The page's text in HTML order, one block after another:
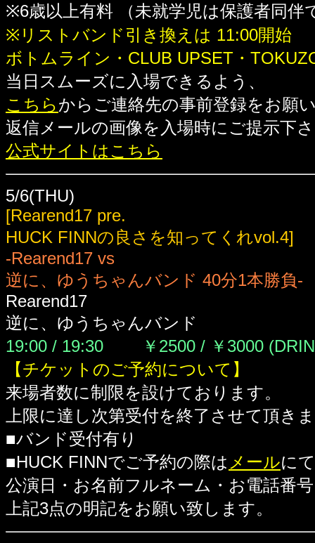
※6歳以上有料 （未就学児は保護者同伴
※リストバンド引き換えは 11:00開始
ボトムライン・CLUB UPSET・
当日スムーズに入場できるよう、
こちらからご連絡先の事前登録をお願
返信メールの画像を入場時にご提示下
公式サイトはこちら
5/6(THU)
[Rearend17 pre.
HUCK FINNの良さを知ってくれvol.4]
-Rearend17 vs
逆に、ゆうちゃんバンド 40分1本勝負-
Rearend17
逆に、ゆうちゃんバンド
19:00 / 19:30 ￥2500 / ￥3000
【チケットのご予約について】
来場者数に制限を設けております。
上限に達し次第受付を終了させて頂き
■バンド受付有り
■HUCK FINNでご予約の際は メールに
公演日・お名前フルネーム・お電話番号
上記3点の明記をお願い致します。